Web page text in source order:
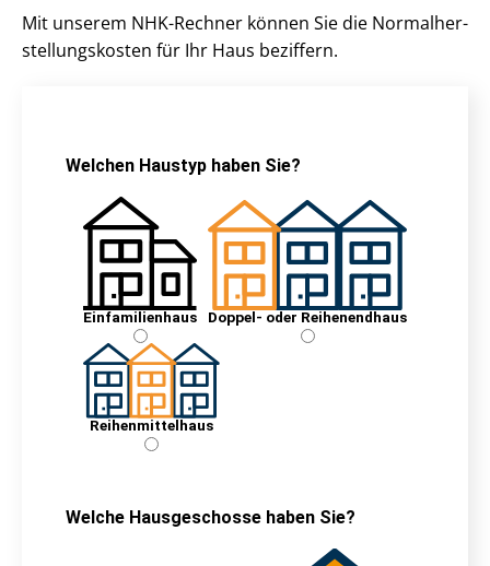
Mit unserem NHK-Rechner können Sie die Nor­mal­her­
stel­lungs­kos­ten für Ihr Haus beziffern.
Welchen Haustyp haben Sie?
Einfamilienhaus Doppel- oder Reihenendhaus
Rei­hen­mit­tel­haus
Welche Hausgeschosse haben Sie?